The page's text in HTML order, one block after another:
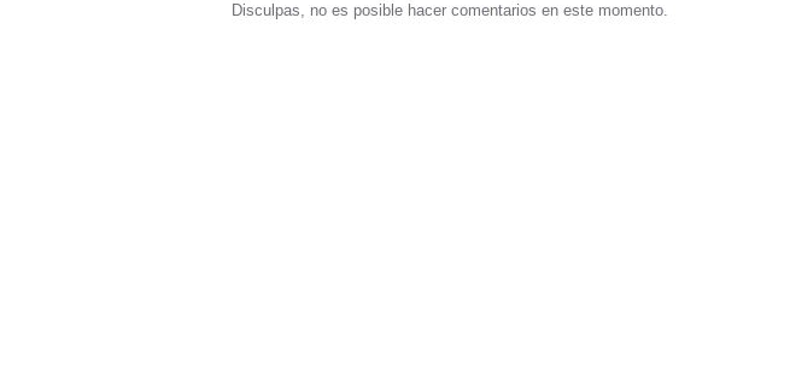
Disculpas, no es posible hacer comentarios en este momento.